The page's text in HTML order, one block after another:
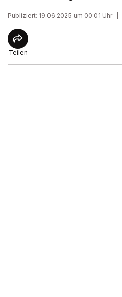
Publiziert: 19.06.2025 um 00:01 Uhr
Teilen